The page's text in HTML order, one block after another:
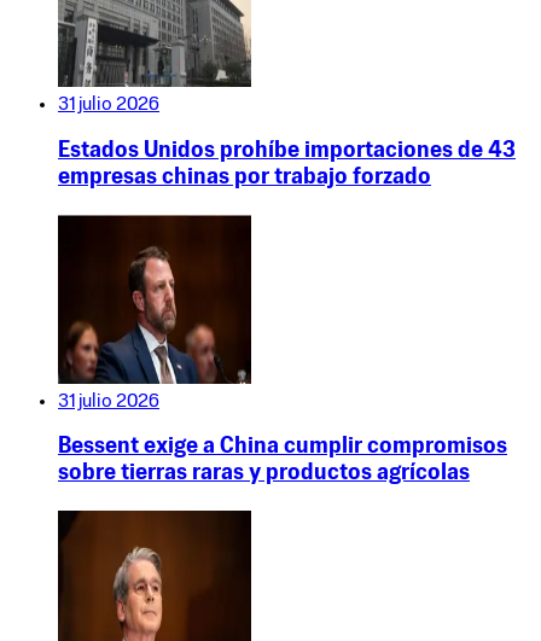
31 julio 2026
Estados Unidos prohíbe importaciones de 43
empresas chinas por trabajo forzado
31 julio 2026
Bessent exige a China cumplir compromisos
sobre tierras raras y productos agrícolas